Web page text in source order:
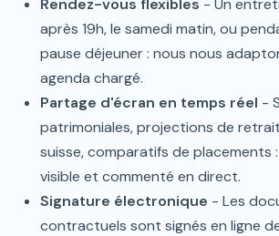
Rendez-vous flexibles - Un
après 19h, le samedi matin, ou
pause déjeuner : nous nous
agenda chargé.
Partage d'écran en temps réel -
patrimoniales, projections de
suisse, comparatifs de placements
visible et commenté en direct.
Signature électronique - Les
contractuels sont signés en ligne